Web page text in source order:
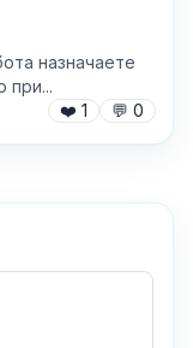
назначаете
при...
❤️ 1 💬 0